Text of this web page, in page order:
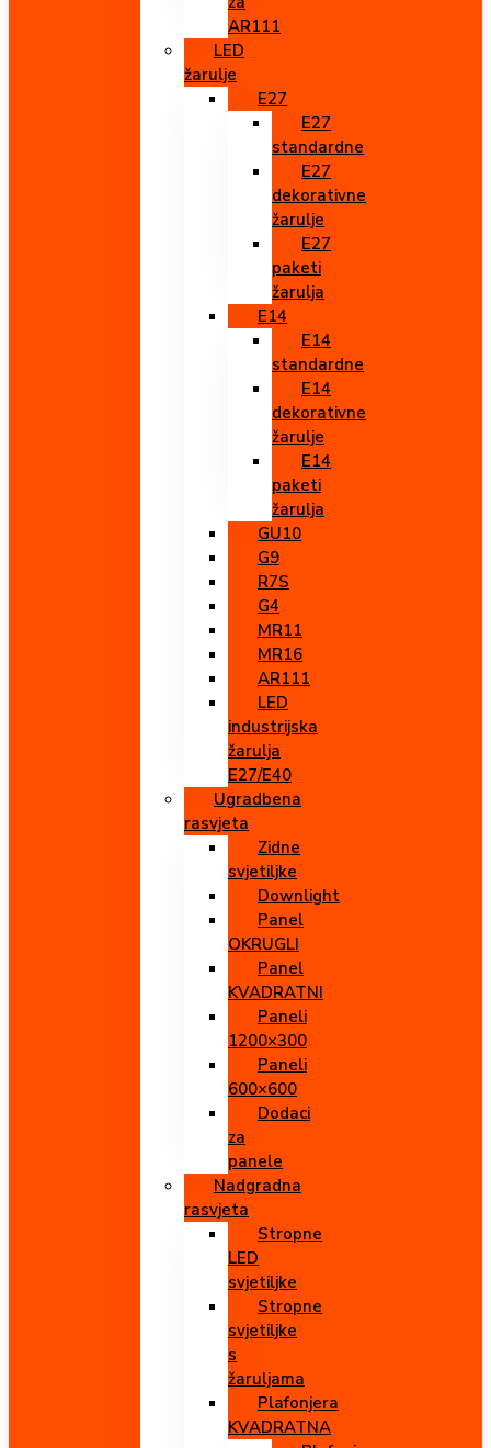
AR111
LED
žarulje
E27
E27
standardne
E27
dekorativne
žarulje
E27
paketi
žarulja
E14
E14
standardne
E14
dekorativne
žarulje
E14
paketi
žarulja
GU10
G9
R7S
G4
MR11
MR16
AR111
LED
industrijska
žarulja
E27/E40
Ugradbena
rasvjeta
Zidne
svjetiljke
Downlight
Panel
OKRUGLI
Panel
KVADRATNI
Paneli
1200×300
Paneli
600×600
Dodaci
za
panele
Nadgradna
rasvjeta
Stropne
LED
svjetiljke
Stropne
svjetiljke
s
žaruljama
Plafonjera
KVADRATNA